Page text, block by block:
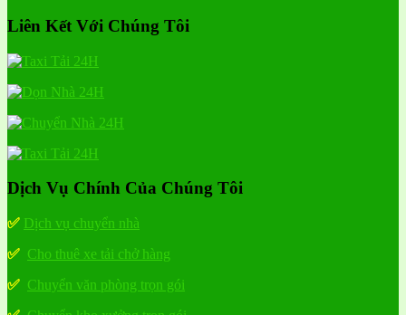
Liên Kết Với Chúng Tôi
Dịch Vụ Chính Của Chúng Tôi
✅ Dịch vụ chuyển nhà
✅ Cho thuê xe tải chở hàng
✅ Chuyển văn phòng trọn gói